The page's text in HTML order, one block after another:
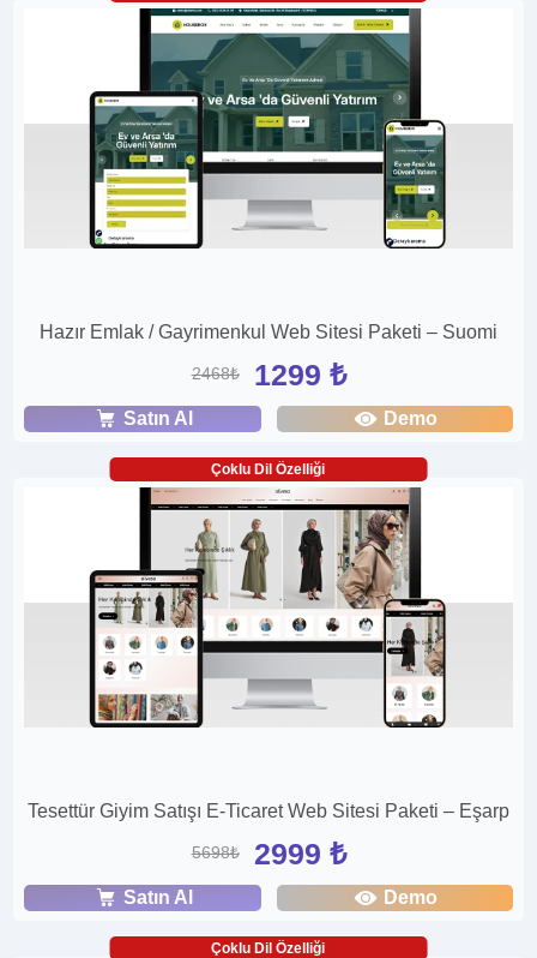
Hazır Emlak / Gayrimenkul Web Sitesi Paketi – Suomi
2468₺ 1299 ₺
Satın Al Demo
Çoklu Dil Özelliği
Tesettür Giyim Satışı E-Ticaret Web Sitesi Paketi – Eşarp
5698₺ 2999 ₺
Satın Al Demo
Çoklu Dil Özelliği